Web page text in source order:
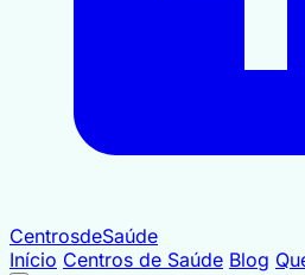
CentrosdeSaúde
Início Centros de Saúde Blog